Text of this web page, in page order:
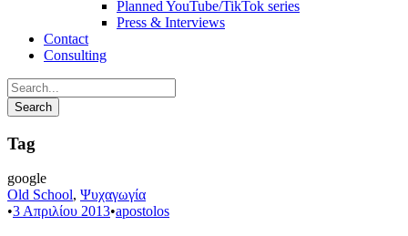
Planned YouTube/TikTok series
Press & Interviews
Contact
Consulting
Tag
google
Old School, Ψυχαγωγία
•3 Απριλίου 2013•apostolos